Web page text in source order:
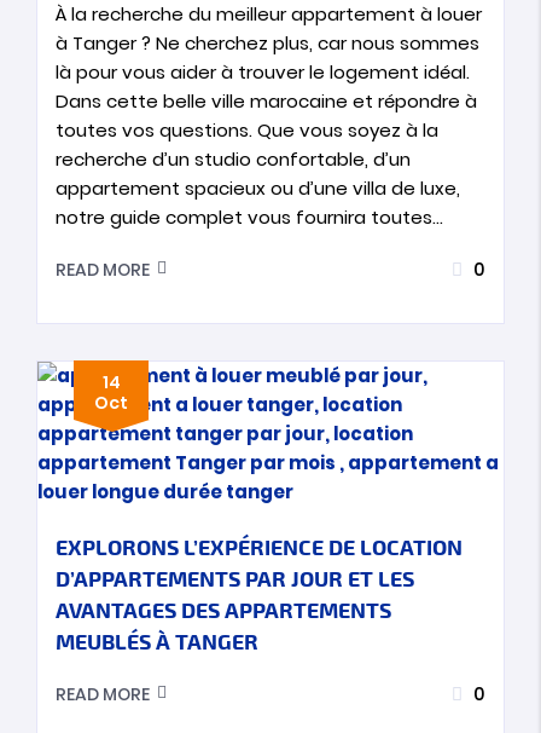
À la recherche du meilleur appartement à louer
à Tanger ? Ne cherchez plus, car nous sommes
là pour vous aider à trouver le logement idéal.
Dans cette belle ville marocaine et répondre à
toutes vos questions. Que vous soyez à la
recherche d’un studio confortable, d’un
appartement spacieux ou d’une villa de luxe,
notre guide complet vous fournira toutes…
READ MORE 0
14
Oct
EXPLORONS L’EXPÉRIENCE DE LOCATION
D’APPARTEMENTS PAR JOUR ET LES
AVANTAGES DES APPARTEMENTS
MEUBLÉS À TANGER
READ MORE 0